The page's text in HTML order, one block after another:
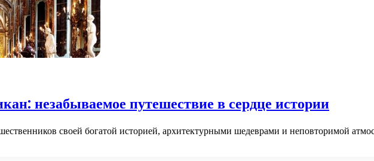
незабываемое путешествие в сердце истории
своей богатой историей, архитектурными шедеврами и неповторимой